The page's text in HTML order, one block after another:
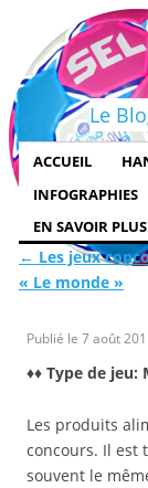
Le
ACCUEIL
INFOGRAPHIES
EN SAVOIR PLUS
← Les jeux
« Le monde »
Publié le 7 août
♦♦ Type de jeu:
Les produits
concours. Il est
souvent le